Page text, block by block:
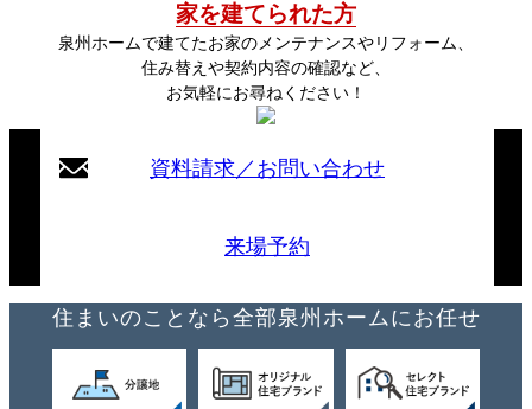
家を建てられた方
泉州ホームで建てたお家のメンテナンスやリフォーム、
住み替えや契約内容の確認など、
お気軽にお尋ねください！
資料請求／お問い合わせ
来場予約
住まいのことなら全部泉州ホームにお任せ